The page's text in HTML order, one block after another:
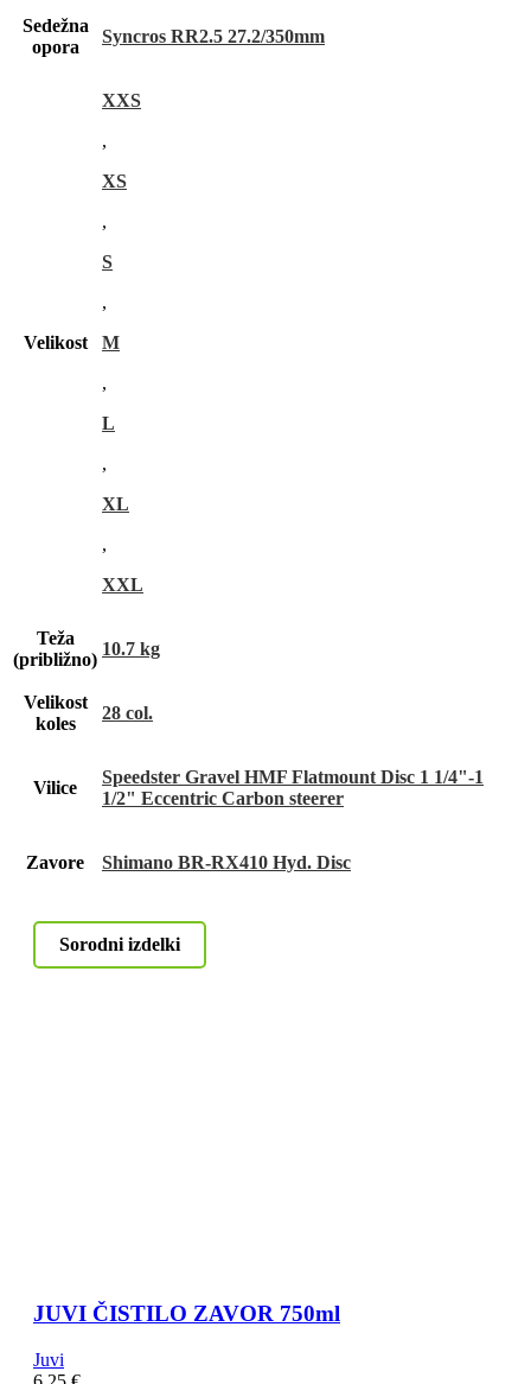
Sedežna
opora
Syncros RR2.5 27.2/350mm
Velikost
XXS
,
XS
,
S
,
M
,
L
,
XL
,
XXL
Teža
(približno)
10.7 kg
Velikost
koles
28 col.
Vilice
Speedster Gravel HMF Flatmount Disc 1 1/4"-1
1/2" Eccentric Carbon steerer
Zavore Shimano BR-RX410 Hyd. Disc
Sorodni izdelki
JUVI ČISTILO ZAVOR 750ml
Juvi